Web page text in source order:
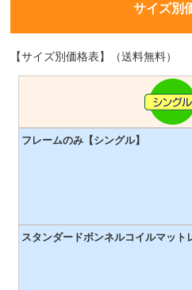
サイズ別
【サイズ別価格表】（送料無料）